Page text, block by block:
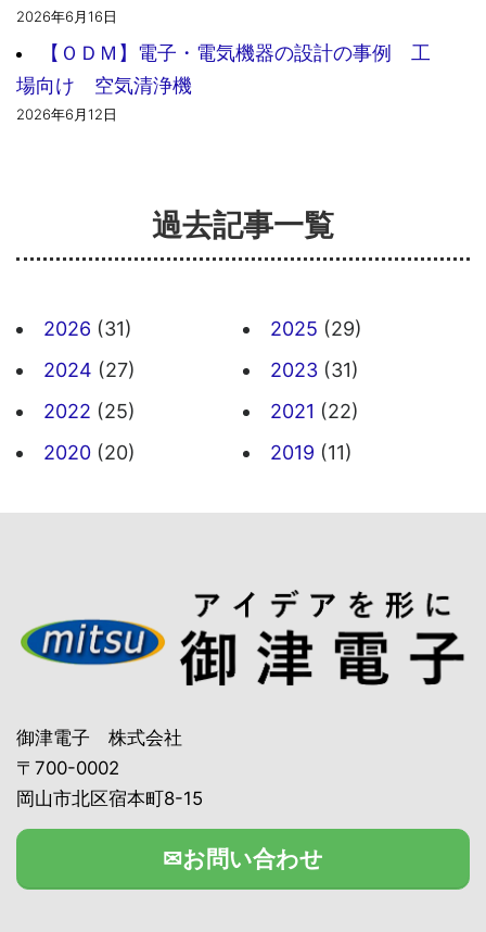
2026年6月16日
【ＯＤＭ】電子・電気機器の設計の事例 工
場向け 空気清浄機
2026年6月12日
過去記事一覧
2026 (31) 2025 (29)
2024 (27) 2023 (31)
2022 (25) 2021 (22)
2020 (20) 2019 (11)
御津電子 株式会社
〒700-0002
岡山市北区宿本町8-15
✉お問い合わせ